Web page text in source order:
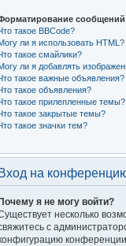
такое BBCode?
ли я использовать HTML?
такое смайлики?
ли я добавлять
такое важные объявления?
такое объявления?
такое прилепленные темы?
такое закрытые темы?
такое значки тем?
Вход на
Почему я не могу войти?
несколько
с